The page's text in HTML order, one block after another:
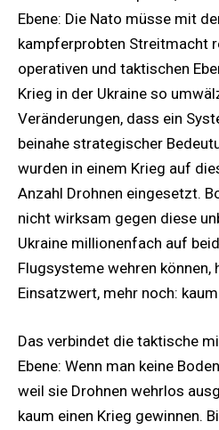
Ebene: Die Nato müsse mit
kampferprobten Streitmacht
operativen und taktischen
Krieg in der Ukraine so
Veränderungen, dass ein
beinahe strategischer
wurden in einem Krieg auf
Anzahl Drohnen eingesetzt.
nicht wirksam gegen diese
Ukraine millionenfach auf
Flugsysteme wehren können,
Einsatzwert, mehr noch:
Das verbindet die taktische
Ebene: Wenn man keine
weil sie Drohnen wehrlos
kaum einen Krieg gewinnen.